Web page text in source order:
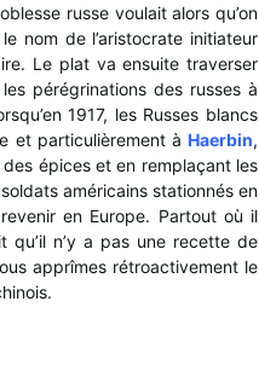
russe voulait alors qu’on
nom de l’aristocrate initiateur
Le plat va ensuite traverser
pérégrinations des russes à
1917, les Russes blancs
et particulièrement à Haerbin,
épices et en remplaçant les
américains stationnés en
en Europe. Partout où il
n’y a pas une recette de
apprîmes rétroactivement le